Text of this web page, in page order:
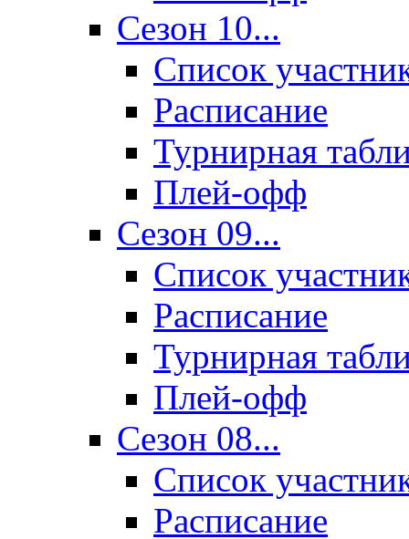
Сезон 10...
Список
Расписание
Турнирная
Плей-офф
Сезон 09...
Список
Расписание
Турнирная
Плей-офф
Сезон 08...
Список
Расписание